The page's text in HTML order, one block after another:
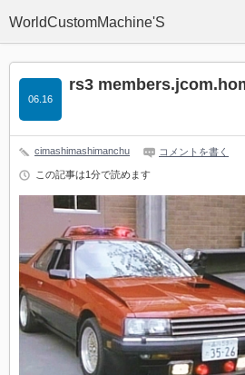
WorldCustomMachine'S
rs3
06.16
cimashimashimanchu コメントを書く
この記事は1分で読めます